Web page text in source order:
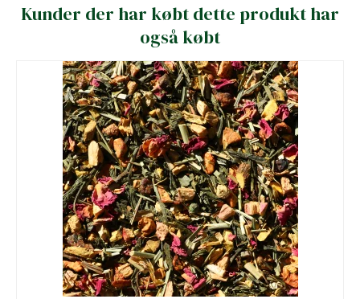
Kunder der har købt dette produkt har
også købt